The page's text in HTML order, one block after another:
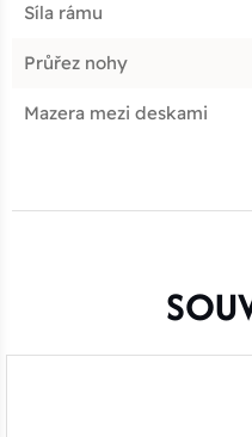
Síla rámu
Průřez nohy
Mazera mezi deskami